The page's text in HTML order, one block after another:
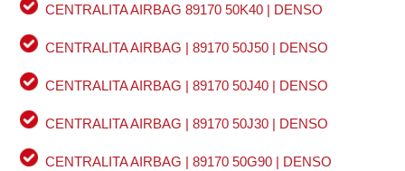
CENTRALITA AIRBAG 89170 50K40 | DENSO
CENTRALITA AIRBAG | 89170 50J50 | DENSO
CENTRALITA AIRBAG | 89170 50J40 | DENSO
CENTRALITA AIRBAG | 89170 50J30 | DENSO
CENTRALITA AIRBAG | 89170 50G90 | DENSO